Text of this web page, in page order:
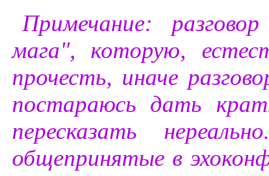
Примечание:
мага", которую,
прочесть, иначе
постараюсь дать
пересказать
общепринятые в